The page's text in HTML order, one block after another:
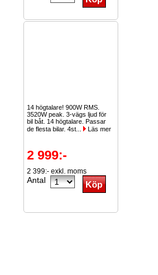
14 högtalare! 900W RMS.
3520W peak. 3-vägs ljud för
bil båt. 14 högtalare. Passar
de flesta bilar. 4st...
Läs mer
2 999:-
2 399:- exkl. moms
Antal